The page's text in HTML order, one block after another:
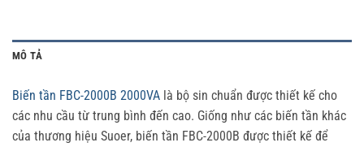
MÔ TẢ
Biến tần FBC-2000B 2000VA là bộ sin chuẩn được thiết kế cho
các nhu cầu từ trung bình đến cao. Giống như các biến tần khác
của thương hiệu Suoer, biến tần FBC-2000B được thiết kế để